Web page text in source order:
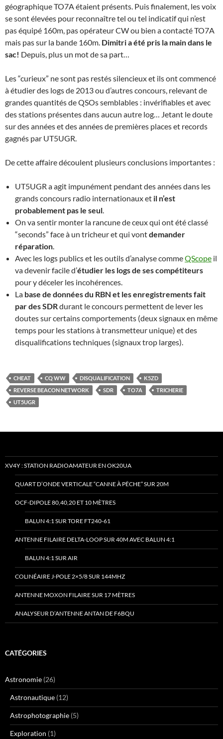
géographique TO7A étaient présents. Puis finalement, les voix
se sont élevées pour reconnaître tel ou tel indicatif qui n’est
pas équipé 160m, pas opérateur CW ou bien a contacté TO7A
mais pas sur la bande 160m. Dimitri a été pris la main dans le
sac! Depuis, plus un mot de sa part…
Les “curieux” ne sont pas restés silencieux et ils ont commencé
à étudier des logs de 2013 ou d’autres concours, relevant de
grandes quantités de QSOs semblables : invérifiables et avec
des stations présentes dans aucun autre log… Jetant le doute
sur des années et des années de premières places et records
gagnés par UT5UGR.
De cette affaire découlent plusieurs conclusions importantes :
UT5UGR a agit impunément pendant des années dans les
grands concours radio internationaux et il n’est
probablement pas le seul.
On va sentir monter la rancune de ceux qui ont été classé
“seconds” face à un tricheur et qui vontdemander
réparation.
Avec les logs publics et les outils d’analyse commeQScope il
va devenir facile d’étudier les logs de ses compétiteurs
pour y déceler les incohérences.
La base de données du RBN et les enregistrements fait
par des SDRdurant le concours permettent de lever les
doutes sur certains comportements (deux signaux en même
temps pour les stations à transmetteur unique) et des
disqualifications techniques (signaux trop larges).
CHEAT CQ WW DISQUALIFICATION
K5ZD
REVERSE BEACON NETWORK
SDR TO7A
TRICHERIE
UT5UGR
XV4Y : STATION RADIOAMATEUR EN OK20UA
QUART D’ONDE VERTICALE “CANNE À PÊCHE” SUR 20M
OCF-DIPOLE 80,40,20 ET 10 MÈTRES
BALUN 4:1 SUR TORE FT240-61
ANTENNE FILAIRE DELTA-LOOP SUR 40M AVEC BALUN 4:1
BALUN 4:1 SUR AIR
COLINÉAIRE J-POLE 2×5/8 SUR 144MHZ
ANTENNE MOXON FILAIRE SUR 17 MÈTRES
ANALYSEUR D’ANTENNE ANTAN DE F6BQU
CATÉGORIES
Astronomie (26)
Astronautique (12)
Astrophotographie (5)
Exploration (1)